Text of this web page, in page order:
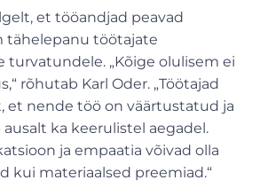
et tööandjad peavad
tähelepanu töötajate
turvatundele. „Kõige olulisem ei
rõhutab Karl Oder. „Töötajad
et nende töö on väärtustatud ja
ka keerulistel aegadel.
ja empaatia võivad olla
kui materiaalsed preemiad.“